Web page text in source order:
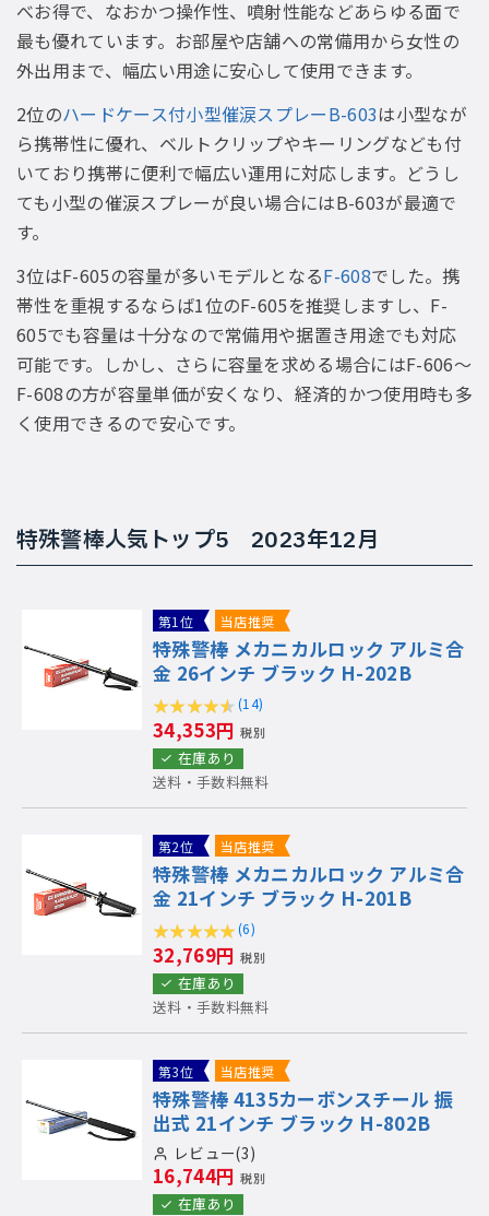
べお得で、なおかつ操作性、噴射性能などあらゆる面で
最も優れています。お部屋や店舗への常備用から女性の
外出用まで、幅広い用途に安心して使用できます。
2位のハードケース付小型催涙スプレーB-603は小型なが
ら携帯性に優れ、ベルトクリップやキーリングなども付
いており携帯に便利で幅広い運用に対応します。どうし
ても小型の催涙スプレーが良い場合にはB-603が最適で
す。
3位はF-605の容量が多いモデルとなるF-608でした。携
帯性を重視するならば1位のF-605を推奨しますし、F-
605でも容量は十分なので常備用や据置き用途でも対応
可能です。しかし、さらに容量を求める場合にはF-606〜
F-608の方が容量単価が安くなり、経済的かつ使用時も多
く使用できるので安心です。
特殊警棒人気トップ5 2023年12月
第1位 当店推奨
特殊警棒 メカニカルロック アルミ合
金 26インチ ブラック H-202B
(14)
34,353円 税別
在庫あり
送料・手数料無料
第2位 当店推奨
特殊警棒 メカニカルロック アルミ合
金 21インチ ブラック H-201B
(6)
32,769円 税別
在庫あり
送料・手数料無料
第3位 当店推奨
特殊警棒 4135カーボンスチール 振
出式 21インチ ブラック H-802B
レビュー(3)
16,744円 税別
在庫あり